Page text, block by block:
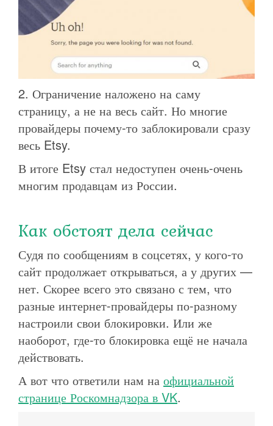
2. Ограничение наложено на саму
страницу, а не на весь сайт. Но многие
провайдеры почему-то заблокировали сразу
весь Etsy.
В итоге Etsy стал недоступен очень-очень
многим продавцам из России.
Как обстоят дела сейчас
Судя по сообщениям в соцсетях, у кого-то
сайт продолжает открываться, а у других —
нет. Скорее всего это связано с тем, что
разные интернет-провайдеры по-разному
настроили свои блокировки. Или же
наоборот, где-то блокировка ещё не начала
действовать.
А вот что ответили нам на официальной
странице Роскомнадзора в VK.